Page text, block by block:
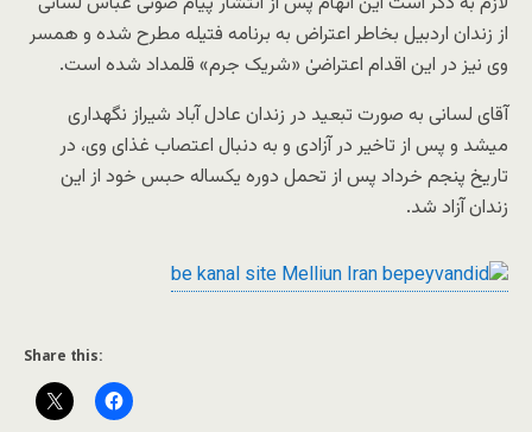
از زندان اردبیل بخاطر اعتراض به برنامه فتیله مطرح شده و همسر
وی نیز در این اقدام اعتراضیٰ «شریک جرم» قلمداد شده است.
آقای لسانی به صورت تبعید در زندان عادل آباد شیراز نگهداری
میشد و پس از تاخیر در آزادی و به دنبال اعتصاب غذای وی، در
تاریخ پنجم خرداد پس از تحمل دوره یکساله حبس خود از این
زندان آزاد شد.
Share this: